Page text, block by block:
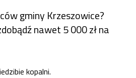
gminy Krzeszowice?
nawet 5 000 zł na
kopalni.